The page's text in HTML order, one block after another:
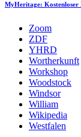
MyHeritage: Kostenloser
Zoom
ZDF
YHRD
Wortherkunft
Workshop
Woodstock
Windsor
William
Wikipedia
Westfalen